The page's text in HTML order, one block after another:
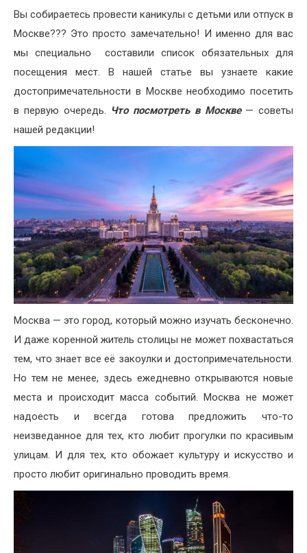
Жизнь
Хобби
Недвижимость
Вы собираетесь провести каникулы с детьми или отпуск в
Москве??? Это просто замечательно! И именно для вас
мы специально составили список обязательных для
посещения мест. В нашей статье вы узнаете какие
достопримечательности в Москве необходимо посетить
в первую очередь. Что посмотреть в Москве— советы
нашей редакции!
Москва — это город, который можно изучать бесконечно.
И даже коренной житель столицы не может похвастаться
тем, что знает все её закоулки и достопримечательности.
Но тем не менее, здесь ежедневно открываются новые
места и происходит масса событий. Москва не может
надоесть и всегда готова предложить что-то
неизведанное для тех, кто любит прогулки по красивым
улицам. И для тех, кто обожает культуру и искусство и
просто любит оригинально проводить время.